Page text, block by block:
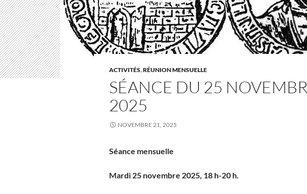
ACTIVITÉS,RÉUNION MENSUELLE
SÉANCE DU 25
2025
NOVEMBRE 21, 2025
Séance mensuelle
Mardi 25 novembre 2025, 18 h-20 h.